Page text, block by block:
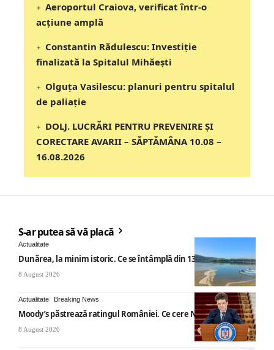
Aeroportul Craiova, verificat într-o
acțiune amplă
Constantin Rădulescu: Investiție
finalizată la Spitalul Mihăești
Olguța Vasilescu: planuri pentru spitalul
de paliație
DOLJ. LUCRĂRI PENTRU PREVENIRE ȘI
CORECTARE AVARII – SĂPTĂMÂNA 10.08 –
16.08.2026
S-ar putea să vă placă
Actualitate
Dunărea, la minim istoric. Ce se întâmplă din 13 august
8 August 2026
Actualitate Breaking News
Moody’s păstrează ratingul României. Ce cere Nicușor Dan
8 August 2026